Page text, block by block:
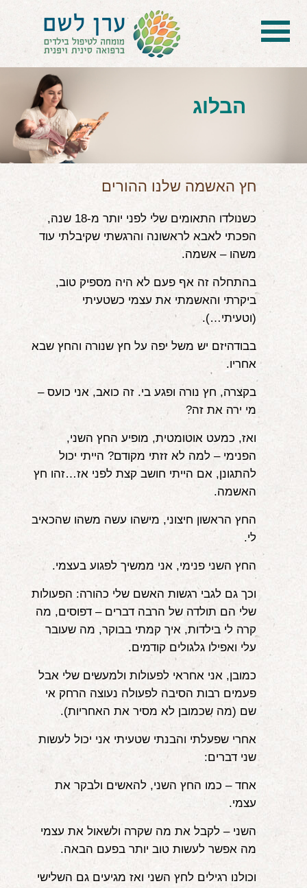
בית
הטיפול
הכל על דיקור סיני ודיקור יפני לילדים
הילד לא מפסיק להיות חולה
בעיות נשימה: קוצר, סטרידור ועוד
קשיים רגשיים, אתגרי התנהגות
שאלות ותשובות
במתנה!
יצירת קשר
הבלוג
חץ האשמה שלנו ההורים
כשנולדו התאומים שלי לפני יותר מ-18 שנה,
הפכתי לאבא לראשונה והרגשתי שקיבלתי עוד
משהו – אשמה.
בהתחלה זה אף פעם לא היה מספיק טוב,
ביקרתי והאשמתי את עצמי כשטעיתי
(וטעיתי…).
בבודהיזם יש משל יפה על חץ שנורה והחץ שבא
אחריו.
בקצרה, חץ נורה ופגע בי. זה כואב, אני כועס –
מי ירה את זה?
ואז, כמעט אוטומטית, מופיע החץ השני,
הפנימי – למה לא זזתי מקודם? הייתי יכול
להתגונן, אם הייתי חושב קצת לפני אז…זהו חץ
האשמה.
החץ הראשון חיצוני, מישהו עשה משהו שהכאיב
לי.
החץ השני פנימי, אני ממשיך לפגוע בעצמי.
וכך גם לגבי רגשות האשם שלי כהורה: הפעולות
שלי הם תולדה של הרבה דברים – דפוסים, מה
קרה לי בילדות, איך קמתי בבוקר, מה שעובר
עלי ואפילו גלגולים קודמים.
כמובן, אני אחראי לפעולות ולמעשים שלי אבל
פעמים רבות הסיבה לפעולה נעוצה הרחק אי
שם (מה שכמובן לא מסיר את האחריות).
אחרי שפעלתי והבנתי שטעיתי אני יכול לעשות
שני דברים:
אחד – כמו החץ השני, להאשים ולבקר את
עצמי.
השני – לקבל את מה שקרה ולשאול את עצמי
מה אפשר לעשות טוב יותר בפעם הבאה.
וכולנו רגילים לחץ השני ואז מגיעים גם השלישי